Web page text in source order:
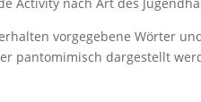
vorgegebene Wörter
pantomimisch dargestellt